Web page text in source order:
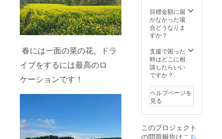
春には一面の菜の花。ドラ
イブをするには最高のロ
ケーションです！
ど、
キャン
プに関
技術相
談な
ど、八
丸さん
ポイン
トレッ
スンを
受ける
でき、
利用す
る場合
がござ
容赦く
ださ
い。
※2020
オープ
ンより
俺の部
屋では
用が可
く掲示
しま
す。
しろ、
大歓迎
で
す！）
2010年
キヨミ
キャン
プオー
グパー
ティに
ご招待
いたし
目標金額に届
かなかった場
合どうなりま
すか？
支援で困った
時はどこに相
談したらいい
ですか？
ヘルプページを
見る
このプロジェクト
の問題報告はこち